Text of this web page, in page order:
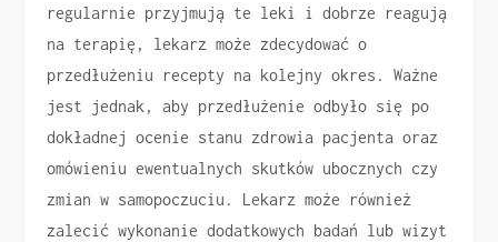
regularnie przyjmują te leki i dobrze reagują
na terapię, lekarz może zdecydować o
przedłużeniu recepty na kolejny okres. Ważne
jest jednak, aby przedłużenie odbyło się po
dokładnej ocenie stanu zdrowia pacjenta oraz
omówieniu ewentualnych skutków ubocznych czy
zmian w samopoczuciu. Lekarz może również
zalecić wykonanie dodatkowych badań lub wizyt